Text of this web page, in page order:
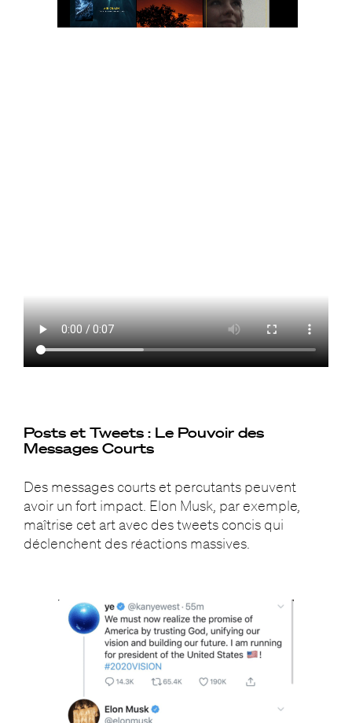
Posts et Tweets : Le Pouvoir des
Messages Courts
Des messages courts et percutants peuvent
avoir un fort impact. Elon Musk, par exemple,
maîtrise cet art avec des tweets concis qui
déclenchent des réactions massives.